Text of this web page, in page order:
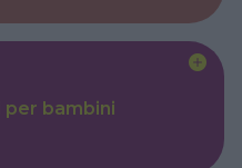
per bambini